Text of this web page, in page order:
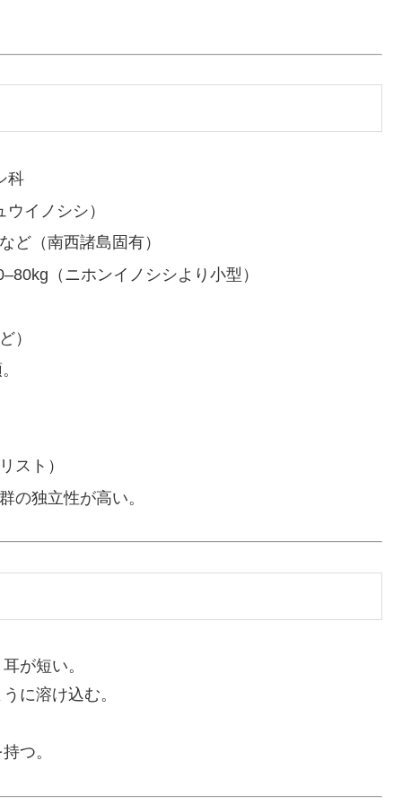
科
イノシシ）
ど（南西諸島固有）
（ニホンイノシシより小型）
）
スト）
の独立性が高い。
が短い。
に溶け込む。
つ。